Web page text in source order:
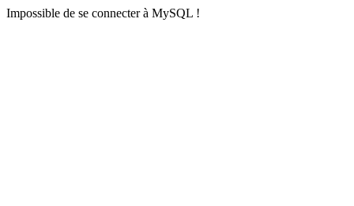
Impossible de se connecter à MySQL !